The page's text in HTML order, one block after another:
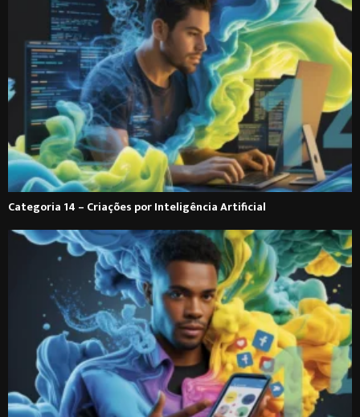
Categoria 14 – Criações por Inteligência Artificial